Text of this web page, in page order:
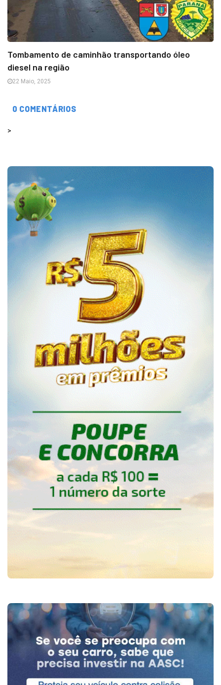
Tombamento de caminhão transportando óleo
diesel na região
22 Maio, 2025
0 COMENTÁRIOS
>